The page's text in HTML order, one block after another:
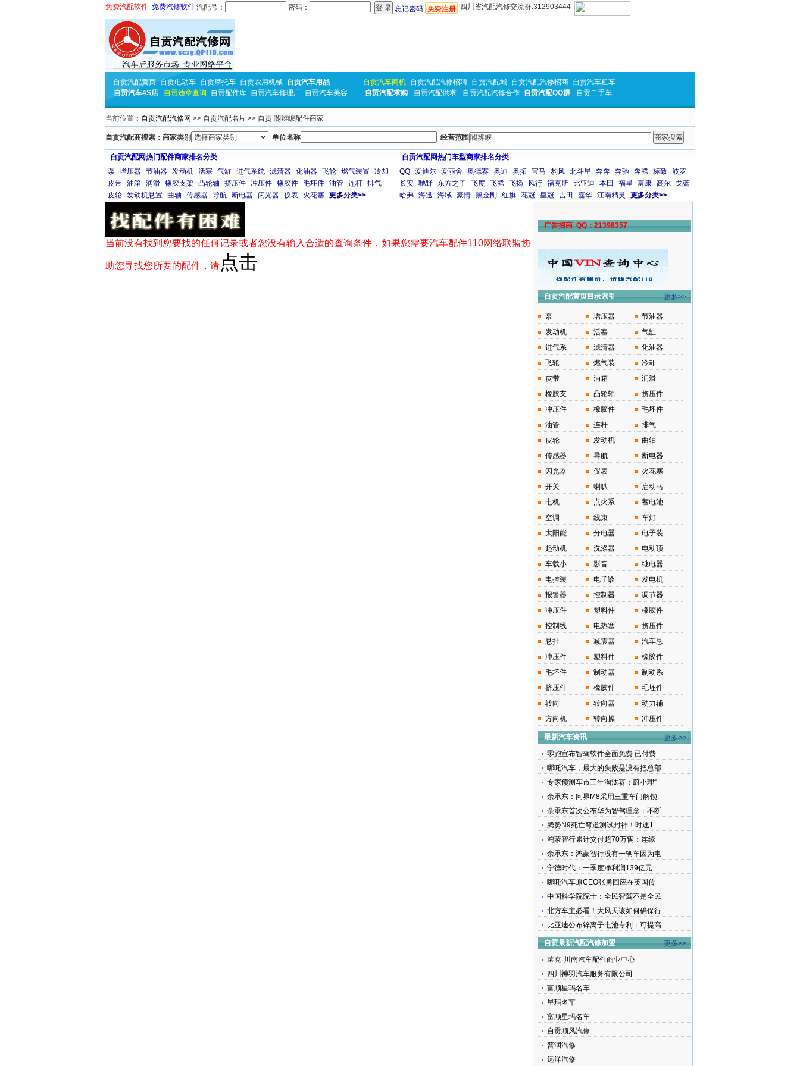
免费汽配软件 免费汽修软件 汽配号： 密码： 忘记密码 免费注册 四川省汽配汽修交流群:312903444
自贡汽配黄页 自贡电动车 自贡摩托车 自贡农用机械 自贡汽车用品
自贡汽车4S店
自贡违章查询 自贡配件库 自贡汽车修理厂 自贡汽车美容
自贡汽车商机 自贡汽配汽修招聘 自贡汽配城 自贡汽配汽修招商 自贡汽车租车
自贡汽配求购
自贡汽配供求 自贡汽配汽修合作 自贡汽配QQ群 自贡二手车
当前位置： 自贡汽配汽修网 >> 自贡汽配名片 >> 自贡,閽辨睙配件商家
自贡汽配商搜索：商家类别 单位名称 经营范围
自贡汽配网热门配件商家排名分类
泵
增压器 节油器 发动机 活塞 气缸 进气系统 滤清器 化油器 飞轮 燃气装置 冷却
皮带 油箱 润滑 橡胶支架 凸轮轴 挤压件 冲压件 橡胶件 毛坯件 油管 连杆 排气
皮轮 发动机悬置 曲轴 传感器 导航 断电器 闪光器 仪表 火花塞 更多分类>>
自贡汽配网热门车型商家排名分类
QQ 爱迪尔 爱丽舍 奥德赛 奥迪 奥拓 宝马 豹风 北斗星 奔奔 奔驰 奔腾 标致 波罗
长安 驰野 东方之子 飞度 飞腾 飞扬 风行 福克斯 比亚迪 本田 福星 富康 高尔 戈蓝
哈弗 海迅 海域 豪情 黑金刚 红旗 花冠 皇冠 吉田 嘉华 江南精灵 更多分类>>
当前没有找到您要找的任何记录或者您没有输入合适的查询条件，如果您需要汽车配件110网络联盟协
助您寻找您所要的配件，请 点击
广告招商 QQ：21398357
自贡汽配黄页目录索引 更多>>
泵 增压器
节油器
发动机
活塞
气缸
进气系
滤清器
化油器
飞轮
燃气装
冷却
皮带
油箱
润滑
橡胶支
凸轮轴
挤压件
冲压件
橡胶件
毛坯件
油管
连杆
排气
皮轮
发动机
曲轴
传感器
导航
断电器
闪光器
仪表
火花塞
开关
喇叭
启动马
电机
点火系
蓄电池
空调
线束
车灯
太阳能
分电器
电子装
起动机
洗涤器
电动顶
车载小
影音
继电器
电控装
电子诊
发电机
报警器
控制器
调节器
冲压件
塑料件
橡胶件
控制线
电热塞
挤压件
悬挂
减震器
汽车悬
冲压件
塑料件
橡胶件
毛坯件
制动器
制动系
挤压件
橡胶件
毛坯件
转向
转向器
动力辅
方向机
转向操 冲压件
最新汽车资讯
更多>>
零跑宣布智驾软件全面免费 已付费
哪吒汽车，最大的失败是没有把总部
专家预测车市三年淘汰赛：蔚小理“
余承东：问界M8采用三重车门解锁
余承东首次公布华为智驾理念：不断
腾势N9死亡弯道测试封神！时速1
鸿蒙智行累计交付超70万辆：连续
余承东：鸿蒙智行没有一辆车因为电
宁德时代：一季度净利润139亿元
哪吒汽车原CEO张勇回应在英国传
中国科学院院士：全民智驾不是全民
北方车主必看！大风天该如何确保行
比亚迪公布锌离子电池专利：可提高
自贡最新汽配汽修加盟
更多>>
莱克·川南汽车配件商业中心
四川神羽汽车服务有限公司
富顺星玛名车
星玛名车
富顺星玛名车
自贡顺风汽修
普润汽修
远洋汽修